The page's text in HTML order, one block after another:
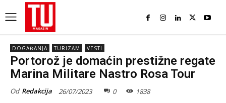
DOGAĐANJA TURIZAM VESTI
Portorož je domaćin prestižne regate
Marina Militare Nastro Rosa Tour
Od Redakcija 26/07/2023 0 1838